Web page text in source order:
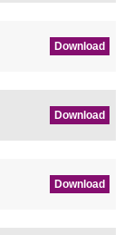
Download
Download
Download